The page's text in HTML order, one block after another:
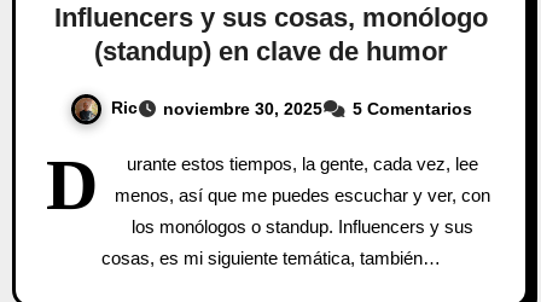
Influencers y sus cosas, monólogo
(standup) en clave de humor
Ric noviembre 30, 2025 5 Comentarios
D
urante estos tiempos, la gente, cada vez, lee
menos, así que me puedes escuchar y ver, con
los monólogos o standup. Influencers y sus
cosas, es mi siguiente temática, también…